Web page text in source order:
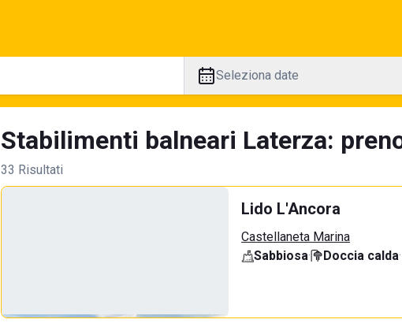
Seleziona date
Stabilimenti balneari Laterza:
33 Risultati
Lido L'Ancora
Castellaneta Marina
Sabbiosa· Doccia calda·